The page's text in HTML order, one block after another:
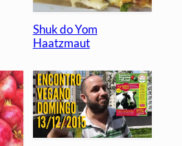
Shuk do Yom
Haatzmaut